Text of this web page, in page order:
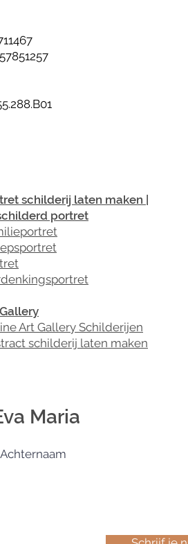
schilderij laten maken |
portret
Art Gallery Schilderijen
schilderij laten maken
Maria